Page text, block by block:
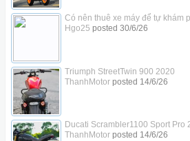
Có nên thuê xe máy để tự khám
Hgo25 posted 30/6/26
Triumph StreetTwin 900 2020
ThanhMotorposted 14/6/26
Ducati Scrambler1100 Sport Pro
ThanhMotorposted 14/6/26